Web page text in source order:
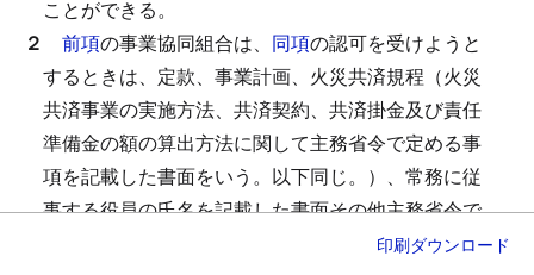
ことができる。
２ 前項の事業協同組合は、 同項の認可を受けようと
するときは、定款、事業計画、火災共済規程（火災
共済事業の実施方法、共済契約、共済掛金及び責任
準備金の額の算出方法に関して主務省令で定める事
項を記載した書面をいう。以下同じ。）、常務に従
事する役員の氏名を記載した書面その他主務省令で
定める書面を行政庁に提出しなければならない。
印刷ダウンロード